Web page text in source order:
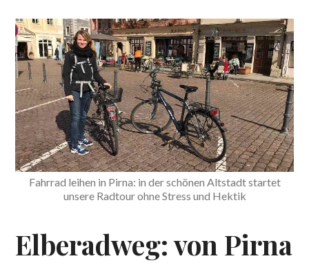
Fahrrad leihen in Pirna: in der schönen Altstadt startet
unsere Radtour ohne Stress und Hektik
Elberadweg: von Pirna